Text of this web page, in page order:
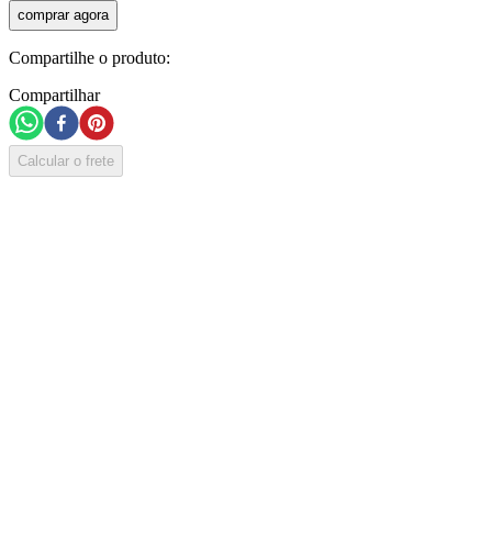
comprar agora
Compartilhe o produto:
Compartilhar
Calcular o frete